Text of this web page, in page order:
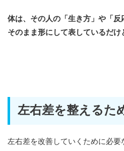
体は、その人の「生き方」や「反
そのまま形にして表しているだけ
左右差を整えるた
左右差を改善していくために必要